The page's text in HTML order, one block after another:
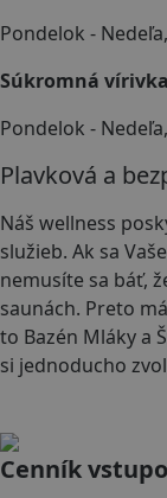
Pondelok -
Súkromná vírivka
Pondelok -
Plavková a
Náš wellness
služieb. Ak sa
nemusíte sa báť,
saunách. Preto
to Bazén Mláky a
si jednoducho
Cenník